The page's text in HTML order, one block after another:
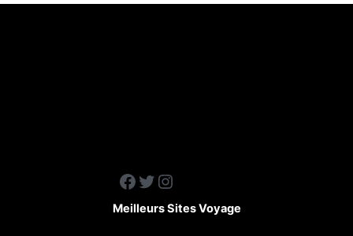
Facebook Twitter Instagram
Meilleurs Sites Voyage